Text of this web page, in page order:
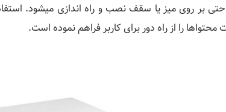
بر روی میز یا سقف نصب و راه اندازی میشود.
محتواها را از راه دور برای کاربر فراهم نموده است.